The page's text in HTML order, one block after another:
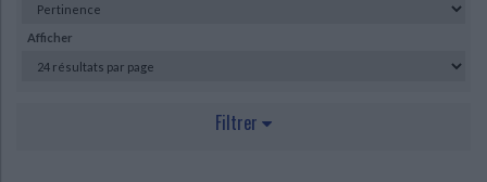
Classiques scolaires
Ecologie - Environnement
Afficher
Filtrer